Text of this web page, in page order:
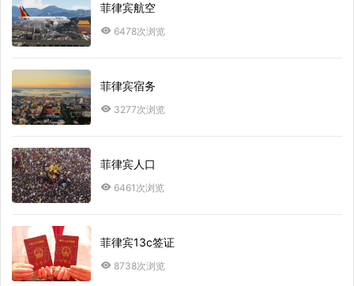
菲律宾航空
6478次浏览
菲律宾宿务
3277次浏览
菲律宾人口
6461次浏览
菲律宾13c签证
8738次浏览